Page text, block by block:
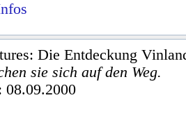
Die Entdeckung
sie sich auf den Weg.
08.09.2000